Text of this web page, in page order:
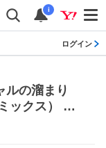
i
ログイン
ルの溜まり
ックス） の